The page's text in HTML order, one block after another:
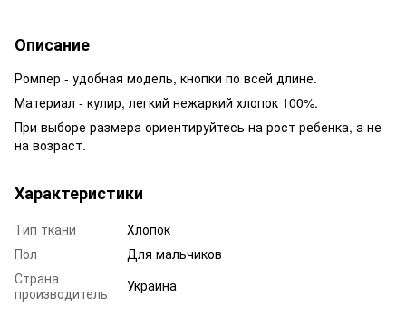
Описание
Ромпер - удобная модель, кнопки по всей длине.
Материал - кулир, легкий нежаркий хлопок 100%.
При выборе размера ориентируйтесь на рост ребенка, а не
на возраст.
Характеристики
Тип ткани
Хлопок
Пол
Для мальчиков
Страна
производитель
Украина